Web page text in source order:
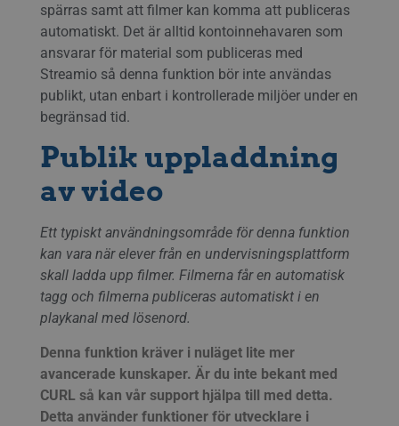
spärras samt att filmer kan komma att publiceras
automatiskt. Det är alltid kontoinnehavaren som
ansvarar för material som publiceras med
Streamio så denna funktion bör inte användas
publikt, utan enbart i kontrollerade miljöer under en
begränsad tid.
Publik uppladdning
av video
Ett typiskt användningsområde för denna funktion
kan vara när elever från en undervisningsplattform
skall ladda upp filmer. Filmerna får en automatisk
tagg och filmerna publiceras automatiskt i en
playkanal med lösenord.
Denna funktion kräver i nuläget lite mer
avancerade kunskaper. Är du inte bekant med
CURL så kan vår support hjälpa till med detta.
Detta använder funktioner för utvecklare i